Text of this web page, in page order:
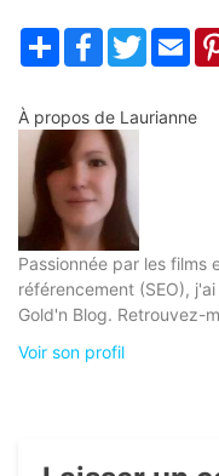
PartagerFacebook
Twitter
À propos de Laurianne
Passionnée par les films
référencement (SEO),
Gold'n Blog. Retrouvez-
Voir son profil